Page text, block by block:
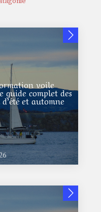
voile
guide complet des
et automne